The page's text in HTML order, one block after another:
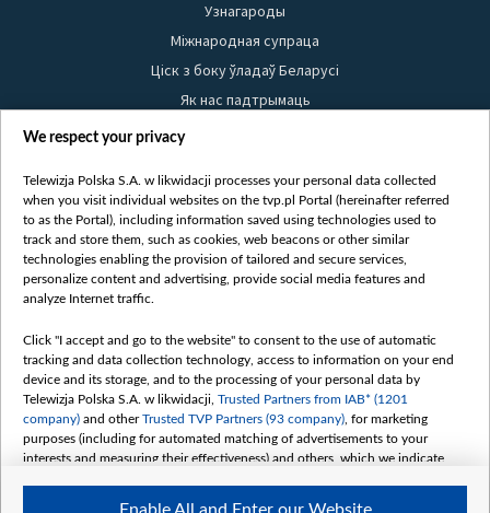
Узнагароды
Міжнародная супраца
Ціск з боку ўладаў Беларусі
Як нас падтрымаць
Правілы выкарыстання матэрыялаў
Бяспека
Youtube
Белсат news
Белсат Shorts
Жэстачайшы мульт
Belsat English
Biełsat PL
Белсат Now
Белсат History
Белсат Music
We respect your privacy
Telewizja Polska S.A. w likwidacji processes your personal data collected
when you visit individual websites on the tvp.pl Portal (hereinafter referred
to as the Portal), including information saved using technologies used to
track and store them, such as cookies, web beacons or other similar
technologies enabling the provision of tailored and secure services,
personalize content and advertising, provide social media features and
analyze Internet traffic.
Click "I accept and go to the website" to consent to the use of automatic
tracking and data collection technology, access to information on your end
device and its storage, and to the processing of your personal data by
Telewizja Polska S.A. w likwidacji, Trusted Partners from IAB* (1201
company) and otherTrusted TVP Partners (93 company) , for marketing
purposes (including for automated matching of advertisements to your
interests and measuring their effectiveness) and others, which we indicate